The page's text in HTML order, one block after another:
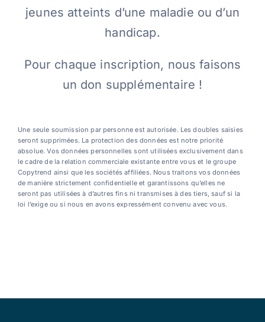
Contact
Français
jeunes atteints d’une maladie ou d’un
handicap.
Pour chaque inscription, nous faisons
un don supplémentaire !
Une seule soumission par personne est autorisée. Les doubles saisies
seront supprimées. La protection des données est notre priorité
absolue. Vos données personnelles sont utilisées exclusivement dans
le cadre de la relation commerciale existante entre vous et le groupe
Copytrend ainsi que les sociétés affiliées. Nous traitons vos données
de manière strictement confidentielle et garantissons qu’elles ne
seront pas utilisées à d’autres fins ni transmises à des tiers, sauf si la
loi l’exige ou si nous en avons expressément convenu avec vous.